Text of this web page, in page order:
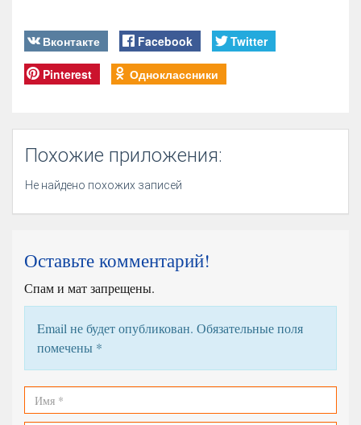
Вконтакте Facebook Twitter
Pinterest Одноклассники
Похожие приложения:
Не найдено похожих записей
Оставьте комментарий!
Спам и мат запрещены.
Email не будет опубликован. Обязательные поля
помечены *